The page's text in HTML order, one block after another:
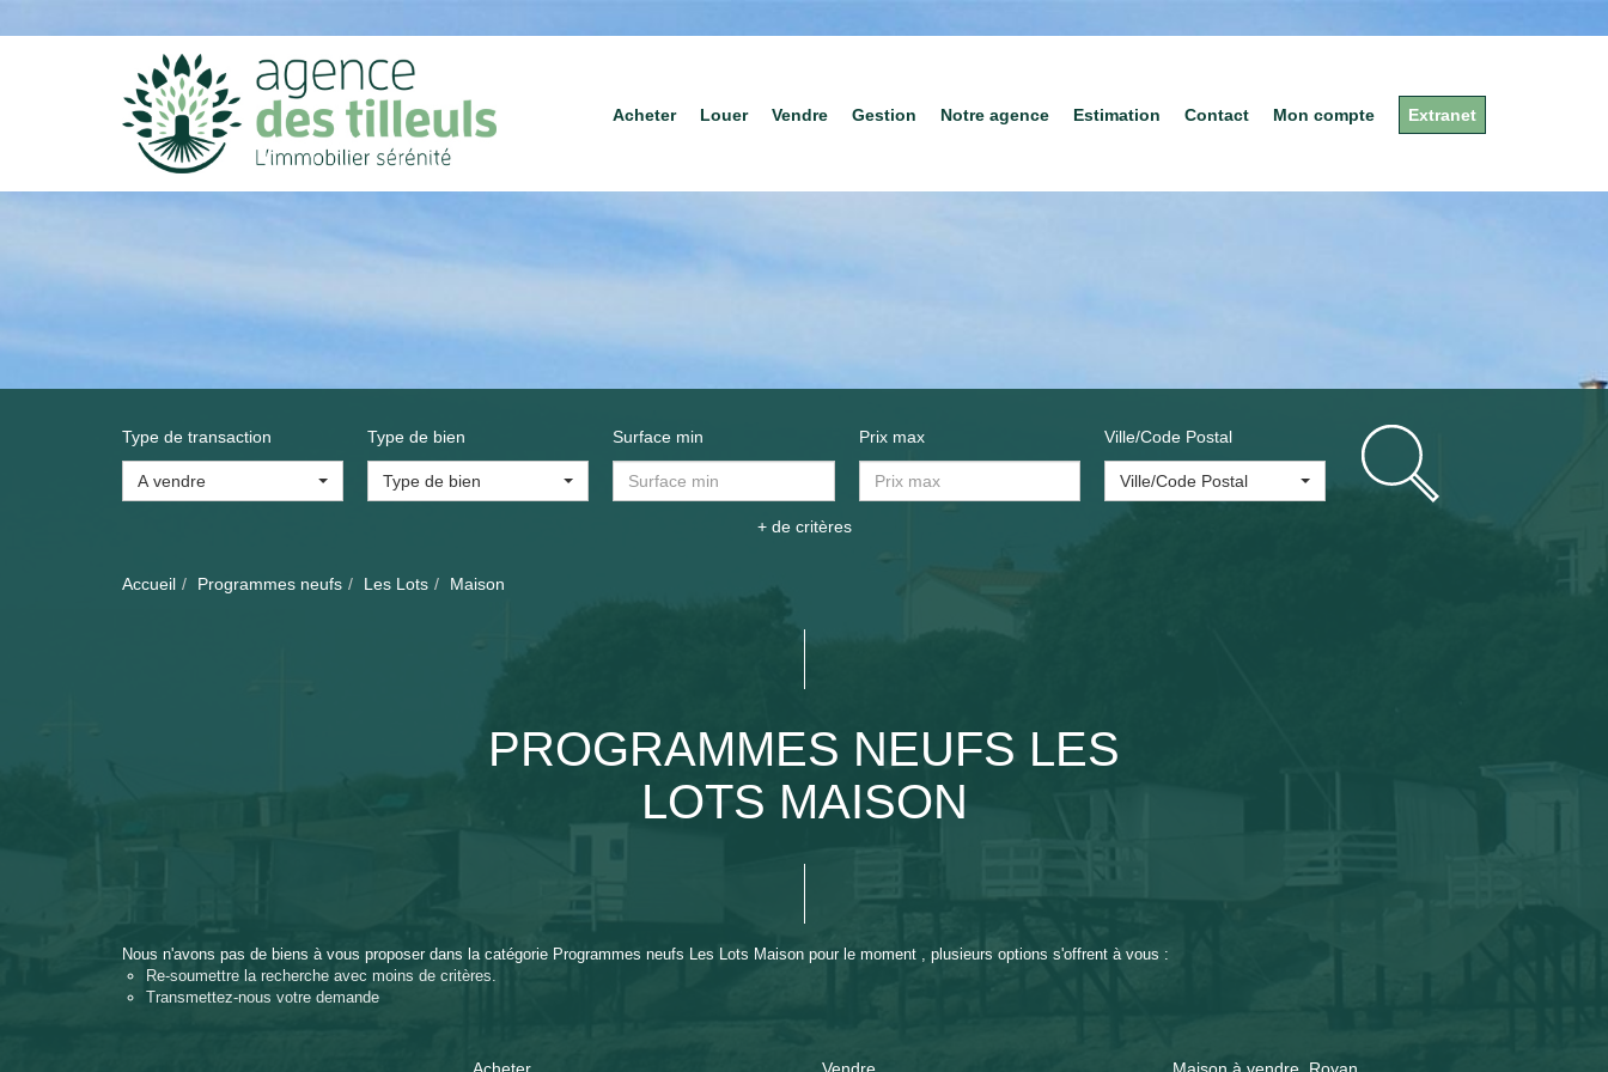
Acheter Louer Vendre Gestion Notre agence Estimation Contact Mon compte Extranet
Type de transaction
A vendre
Type de bien
Type de bien
Surface min Prix max Ville/Code Postal
Ville/Code Postal
+ de critères
Accueil Programmes neufs Les Lots Maison
PROGRAMMES NEUFS LES
LOTS MAISON
Nous n'avons pas de biens à vous proposer dans la catégorie Programmes neufs Les Lots Maison pour le moment , plusieurs options s'offrent à vous :
Re-soumettre la recherche avec moins de critères.
Transmettez-nous votre demande